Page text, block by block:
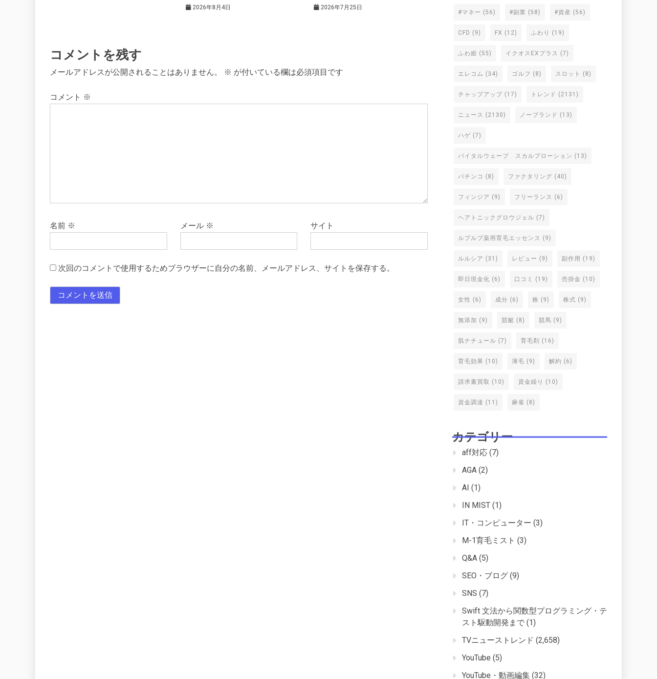
2026年8月4日 2026年7月25日
コメントを残す
メールアドレスが公開されることはありません。 ※ が付いている欄は必須項目です
コメント ※
名前 ※ メール ※ サイト
次回のコメントで使用するためブラウザーに自分の名前、メールアドレス、サイトを保存する。
#マネー (56) #副業 (58) #資産 (56)
CFD (9) FX (12) ふわり (19)
ふわ姫 (55) イクオスEXプラス (7)
エレコム (34) ゴルフ (8) スロット (8)
チャップアップ (17) トレンド (2131)
ニュース (2130) ノーブランド (13)
ハゲ (7)
バイタルウェーブ スカルプローション (13)
パチンコ (8) ファクタリング (40)
フィンジア (9) フリーランス (6)
ヘアトニックグロウジェル (7)
ルプルプ薬用育毛エッセンス (9)
ルルシア (31) レビュー (9) 副作用 (19)
即日現金化 (6) 口コミ (19) 売掛金 (10)
女性 (6) 成分 (6) 株 (9) 株式 (9)
無添加 (9) 競艇 (8) 競馬 (9)
肌ナチュール (7) 育毛剤 (16)
育毛効果 (10) 薄毛 (9) 解約 (6)
請求書買取 (10) 資金繰り (10)
資金調達 (11) 麻雀 (8)
カテゴリー
aff対応 (7)
AGA (2)
AI (1)
IN MIST (1)
IT・コンピューター (3)
M-1育毛ミスト (3)
Q&A (5)
SEO・ブログ (9)
SNS (7)
Swift 文法から関数型プログラミング・テ
スト駆動開発まで (1)
TVニューストレンド (2,658)
YouTube (5)
YouTube・動画編集 (32)